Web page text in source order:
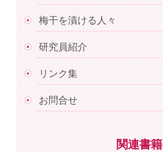
梅干を漬ける人々
研究員紹介
リンク集
お問合せ
関連書籍